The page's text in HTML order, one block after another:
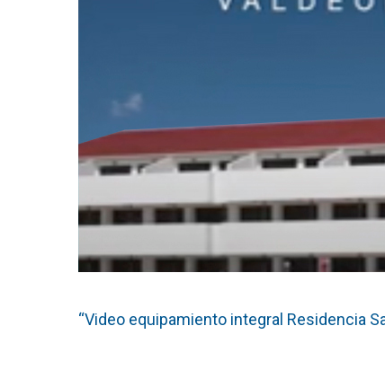
“Video equipamiento integral Residencia